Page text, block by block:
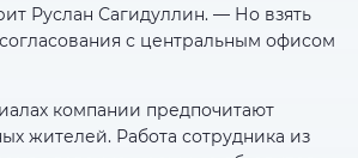
Руслан Сагидуллин. — Но взять
с центральным офисом
компании предпочитают
жителей. Работа сотрудника из